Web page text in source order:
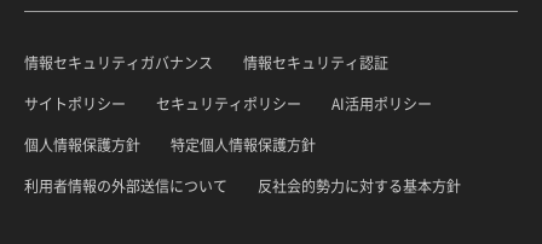
情報セキュリティガバナンス
情報セキュリティ認証
サイトポリシー
セキュリティポリシー
AI活用ポリシー
個人情報保護方針
特定個人情報保護方針
利用者情報の外部送信について
反社会的勢力に対する基本方針